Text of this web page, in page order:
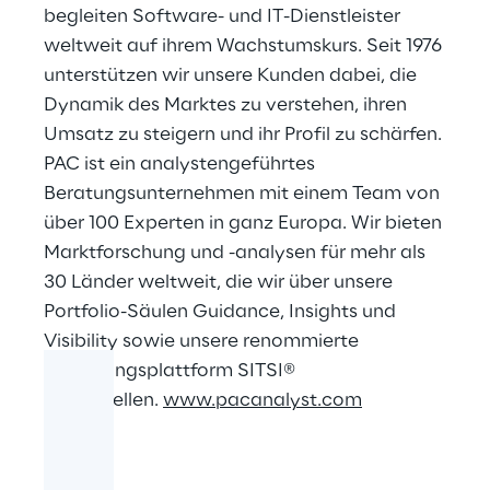
begleiten Software- und IT-Dienstleister
weltweit auf ihrem Wachstumskurs. Seit 1976
unterstützen wir unsere Kunden dabei, die
Dynamik des Marktes zu verstehen, ihren
Umsatz zu steigern und ihr Profil zu schärfen.
PAC ist ein analystengeführtes
Beratungsunternehmen mit einem Team von
über 100 Experten in ganz Europa. Wir bieten
Marktforschung und -analysen für mehr als
30 Länder weltweit, die wir über unsere
Portfolio-Säulen Guidance, Insights und
Visibility sowie unsere renommierte
Forschungsplattform SITSI®
bereitstellen. www.pacanalyst.com